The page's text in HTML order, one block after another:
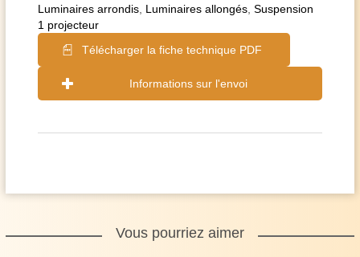
Luminaires arrondis Luminaires allongés Suspension
1 projecteur
Télécharger la fiche technique PDF
Informations sur l'envoi
Vous pourriez aimer